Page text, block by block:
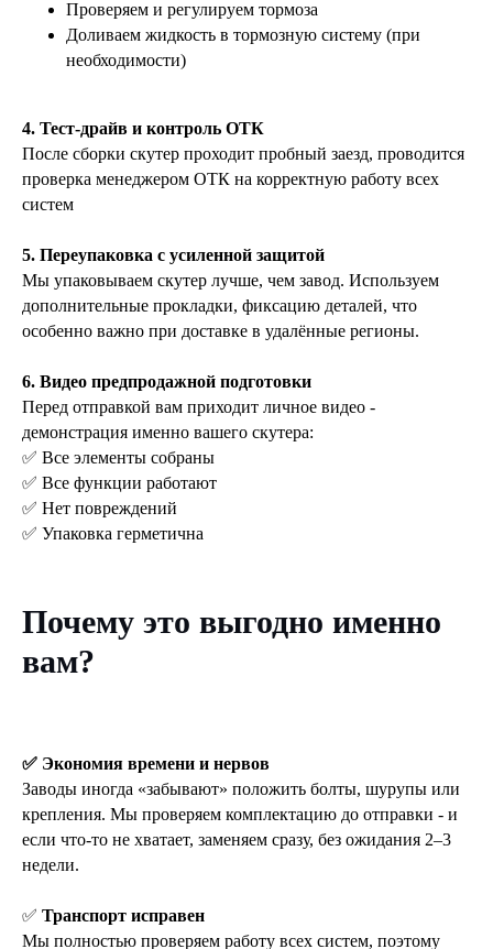
Проверяем и регулируем тормоза
Доливаем жидкость в тормозную систему (при
необходимости)
4. Тест-драйв и контроль ОТК
После сборки скутер проходит пробный заезд, проводится
проверка менеджером ОТК на корректную работу всех
систем
5. Переупаковка с усиленной защитой
Мы упаковываем скутер лучше, чем завод. Используем
дополнительные прокладки, фиксацию деталей, что
особенно важно при доставке в удалённые регионы.
6. Видео предпродажной подготовки
Перед отправкой вам приходит личное видео -
демонстрация именно вашего скутера:
✅ Все элементы собраны
✅ Все функции работают
✅ Нет повреждений
✅ Упаковка герметична
Почему это выгодно именно
вам?
✅ Экономия времени и нервов
Заводы иногда «забывают» положить болты, шурупы или
крепления. Мы проверяем комплектацию до отправки - и
если что-то не хватает, заменяем сразу, без ожидания 2–3
недели.
✅ Транспорт исправен
Мы полностью проверяем работу всех систем, поэтому